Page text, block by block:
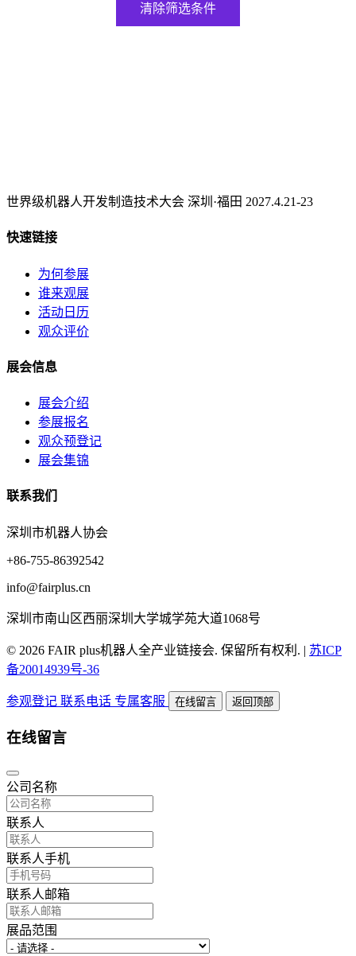
清除筛选条件
世界级机器人开发制造技术大会 深圳·福田 2027.4.21-23
快速链接
为何参展
谁来观展
活动日历
观众评价
展会信息
展会介绍
参展报名
观众预登记
展会集锦
联系我们
深圳市机器人协会
+86-755-86392542
info@fairplus.cn
深圳市南山区西丽深圳大学城学苑大道1068号
© 2026 FAIR plus机器人全产业链接会. 保留所有权利. | 苏ICP
备20014939号-36
参观登记 联系电话 专属客服 在线留言 返回顶部
在线留言
公司名称
联系人
联系人手机
联系人邮箱
展品范围